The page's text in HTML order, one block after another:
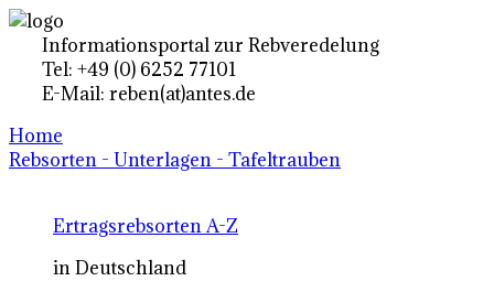
Informationsportal zur Rebveredelung
Tel: +49 (0) 6252 77101
E-Mail: reben(at)antes.de
Home
Rebsorten - Unterlagen - Tafeltrauben
Ertragsrebsorten A-Z
in Deutschland